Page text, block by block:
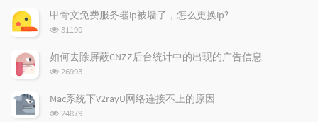
次
数:
甲骨文免费服务器ip被墙了，怎么更换ip?
浏
次
数:
31190
如何去除屏蔽CNZZ后台统计中的出现的广告信息
浏
次
数:
26993
Mac系统下V2rayU网络连接不上的原因
浏
24879